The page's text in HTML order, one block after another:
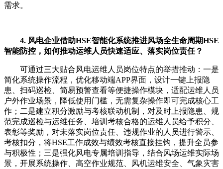
需求。
4. 风电企业借助HSE智能化系统推进风场全生命周期HSE
智能防控，如何推动运维人员快速适应、落实岗位责任？
可通过三大贴合风电运维人员岗位特点的举措推动：一是
简化系统操作流程，优化移动端APP界面，设计一键上报隐
患、扫码巡检、简易预警查看等便捷操作模块，适配运维人员
户外作业场景，降低使用门槛，无需复杂操作即可完成核心工
作；二是建立积分激励与考核联动机制，对及时上报隐患、规
范完成巡检与运维任务、培训考核合格的运维人员给予积分、
表彰等奖励，对未落实岗位责任、违规作业的人员进行警示、
考核扣分，将HSE工作成效与绩效考核直接挂钩，提升全员参
与积极性；三是强化风电专属培训指导，结合风场运维实际场
景，开展系统操作、高空作业规范、风机运维安全、气象灾害